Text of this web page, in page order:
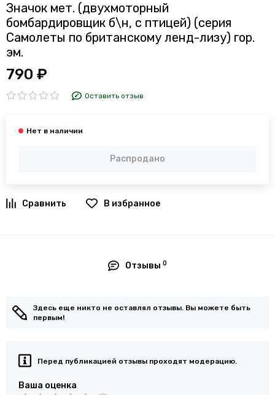
Значок мет. (двухмоторный
бомбардировщик б\н, с птицей) (серия
Самолеты по британскому ленд-лизу) гор.
эм.
790 ₽
Оставить отзыв
Распродано
В избранное
Отзывы0
Здесь еще никто не оставлял отзывы. Вы можете быть
первым!
Перед публикацией отзывы проходят модерацию.
Ваша оценка